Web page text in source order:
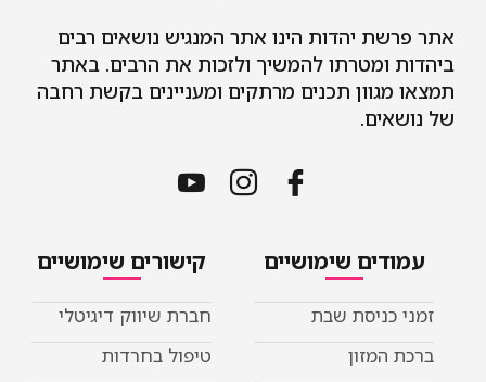
אתר פרשת יהדות הינו אתר המנגיש נושאים רבים
ביהדות ומטרתו להמשיך ולזכות את הרבים. באתר
תמצאו מגוון תכנים מרתקים ומעניינים בקשת רחבה
של נושאים.
עמודים שימושיים
זמני כניסת שבת
ברכת המזון
קישורים שימושיים
חברת שיווק דיגיטלי
טיפול בחרדות